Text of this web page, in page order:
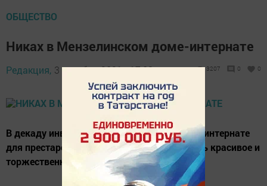
ОБЩЕСТВО
Никах в Мензелинском доме-интернате
Редакция, 3 декабря 2021 - 17:08 3207 0 0
В декаду инвалидов в Мензелинском доме-интернате
для престарелых и инвалидов прошло очень красивое и
торжественное событие – Никах.